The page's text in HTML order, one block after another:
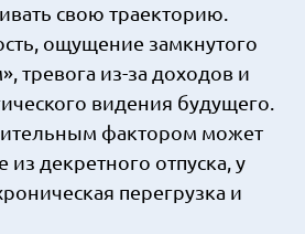
свою траекторию.
ощущение замкнутого
тревога из-за доходов и
видения будущего.
фактором может
из декретного отпуска, у
перегрузка и